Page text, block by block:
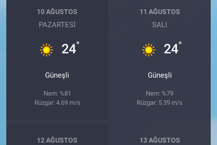
10 AĞUSTOS
PAZARTESI
24°
Güneşli
Nem: %81
Rüzgar: 4.69 m/s
11 AĞUSTOS
SALI
24°
Güneşli
Nem: %79
Rüzgar: 5.39 m/s
12 AĞUSTOS 13 AĞUSTOS